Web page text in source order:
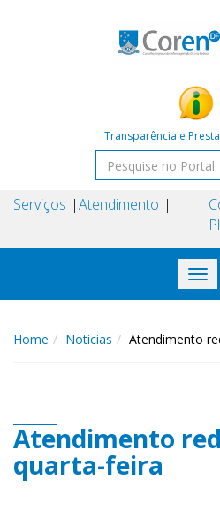
Transparência e
Serviços Atendimento
Home Noticias Atendimento
Atendimento
quarta-feira